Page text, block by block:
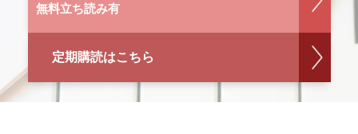
無料立ち読み有
定期購読はこちら